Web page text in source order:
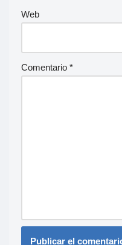
Web
Comentario *